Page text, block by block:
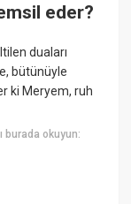
eder?
duaları
bütünüyle
ki Meryem, ruh
burada okuyun: